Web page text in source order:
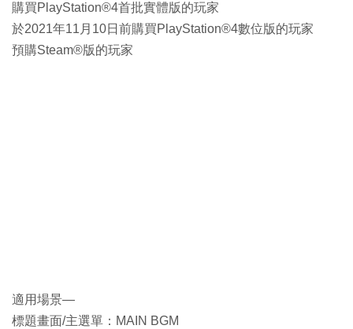
購買PlayStation®4首批實體版的玩家
於2021年11月10日前購買PlayStation®4數位版的玩家
預購Steam®版的玩家
適用場景—
標題畫面/主選單：MAIN BGM